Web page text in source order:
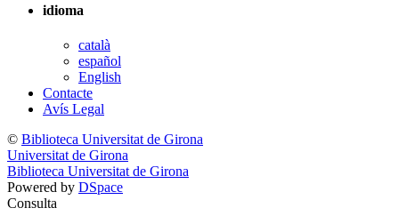
idioma
català
español
English
Contacte
Avís Legal
© Biblioteca Universitat de Girona
Universitat de Girona
Biblioteca Universitat de Girona
Powered by DSpace
Consulta